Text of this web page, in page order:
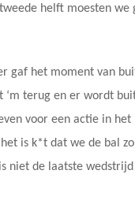
helft moesten we
gaf het moment van
terug en er wordt
voor een actie in
is k*t dat we de bal
niet de laatste wedstrijd